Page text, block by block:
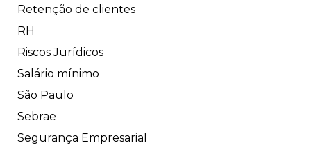
Retenção de clientes
RH
Riscos Jurídicos
Salário mínimo
São Paulo
Sebrae
Segurança Empresarial